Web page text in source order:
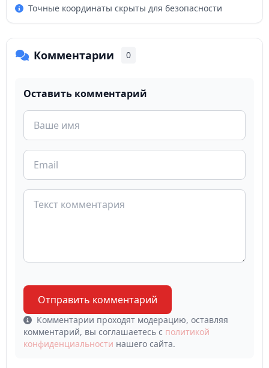
Точные координаты скрыты для безопасности
Комментарии 0
Оставить комментарий
Отправить комментарий
Комментарии проходят модерацию, оставляя
комментарий, вы соглашаетесь с политикой
конфиденциальности нашего сайта.